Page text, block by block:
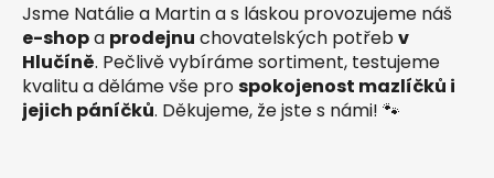
Jsme Natálie a Martin a s láskou provozujeme náš
e-shopa prodejnu chovatelských potřebv
Hlučíně. Pečlivě vybíráme sortiment, testujeme
kvalitu a děláme vše prospokojenost mazlíčků i
jejich páníčků. Děkujeme, že jste s námi! 🐾